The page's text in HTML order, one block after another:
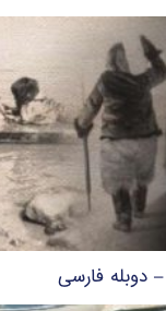
دوبله فارسی